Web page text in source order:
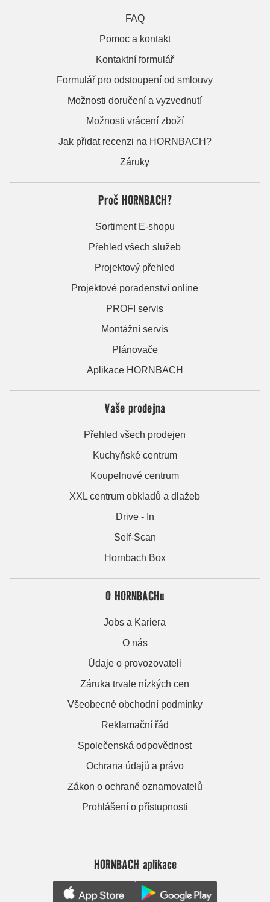
FAQ
Pomoc a kontakt
Kontaktní formulář
Formulář pro odstoupení od smlouvy
Možnosti doručení a vyzvednutí
Možnosti vrácení zboží
Jak přidat recenzi na HORNBACH?
Záruky
Proč HORNBACH?
Sortiment E-shopu
Přehled všech služeb
Projektový přehled
Projektové poradenství online
PROFI servis
Montážní servis
Plánovače
Aplikace HORNBACH
Vaše prodejna
Přehled všech prodejen
Kuchyňské centrum
Koupelnové centrum
XXL centrum obkladů a dlažeb
Drive - In
Self-Scan
Hornbach Box
O HORNBACHu
Jobs a Kariera
O nás
Údaje o provozovateli
Záruka trvale nízkých cen
Všeobecné obchodní podmínky
Reklamační řád
Společenská odpovědnost
Ochrana údajů a právo
Zákon o ochraně oznamovatelů
Prohlášení o přístupnosti
HORNBACH aplikace